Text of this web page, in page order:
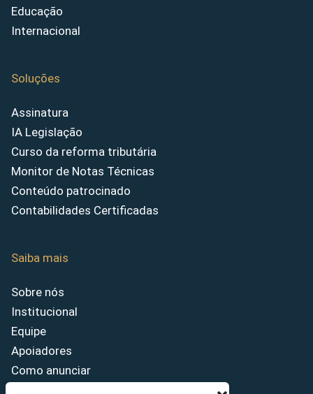
Educação
Internacional
Soluções
Assinatura
IA Legislação
Curso da reforma tributária
Monitor de Notas Técnicas
Conteúdo patrocinado
Contabilidades Certificadas
Saiba mais
Sobre nós
Institucional
Equipe
Apoiadores
Como anunciar